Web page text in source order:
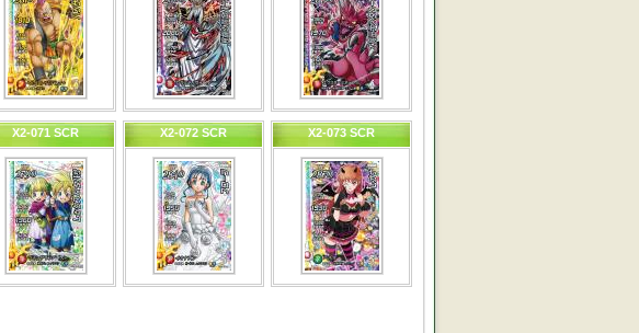
X2-071 SCR X2-072 SCR X2-073 SCR